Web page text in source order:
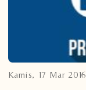
Kamis, 17 Mar 2016